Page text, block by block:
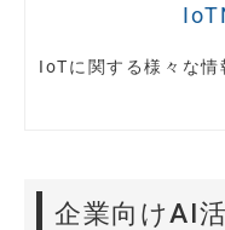
IoTに関する様々な情
企業向けAI